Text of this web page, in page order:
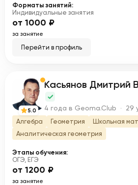
Форматы занятий:
Индивидуальные занятия
от 1000 ₽
за занятие
Перейти в профиль
К
5.0
Касьянов Дмитрий
4 года в Geoma.Club · 29
Алгебра Геометрия
Школьная
Аналитическая геометрия
Этапы обучения:
ОГЭ, ЕГЭ
от 1200 ₽
за занятие